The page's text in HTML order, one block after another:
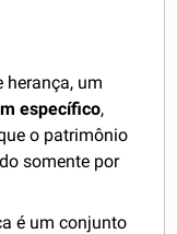
herança, um
específico,
o patrimônio
somente por
é um conjunto